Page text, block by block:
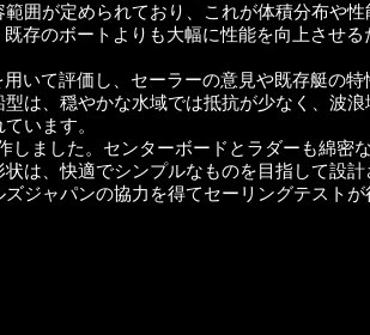
囲が定められており、これが体積分布や性
存のボートよりも大幅に性能を向上させ
いて評価し、セーラーの意見や既存艇の
は、穏やかな水域では抵抗が少なく、波
います。
しました。センターボードとラダーも綿密
は、快適でシンプルなものを目指して設計
ジャパンの協力を得てセーリングテスト